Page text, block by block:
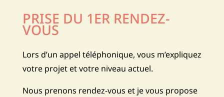
PRISE DU 1ER RENDEZ-
VOUS
Lors d’un appel téléphonique, vous m’expliquez
votre projet et votre niveau actuel.
Nous prenons rendez-vous et je vous propose